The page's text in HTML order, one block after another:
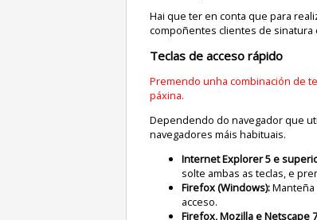
Hai que ter en conta que para
compoñentes clientes de
Teclas de acceso rápido
Premendo unha combinación de
páxina.
Dependendo do navegador que
navegadores máis habituais.
Internet Explorer 5 e
solte ambas as teclas, e
Firefox (Windows):Manteña
acceso.
Firefox, Mozilla e Netscape